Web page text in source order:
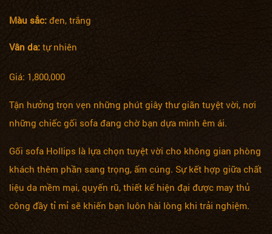
Màu sắc: đen, trắng
Vân da: tự nhiên
Giá: 1,800,000
Tận hưởng trọn vẹn những phút giây thư giãn tuyệt vời, nơi
những chiếc gối sofa đang chờ bạn dựa mình êm ái.
Gối sofa Hollips là lựa chọn tuyệt vời cho không gian phòng
khách thêm phần sang trọng, ấm cúng. Sự kết hợp giữa chất
liệu da mềm mại, quyến rũ, thiết kế hiện đại được may thủ
công đầy tỉ mỉ sẽ khiến bạn luôn hài lòng khi trải nghiệm.